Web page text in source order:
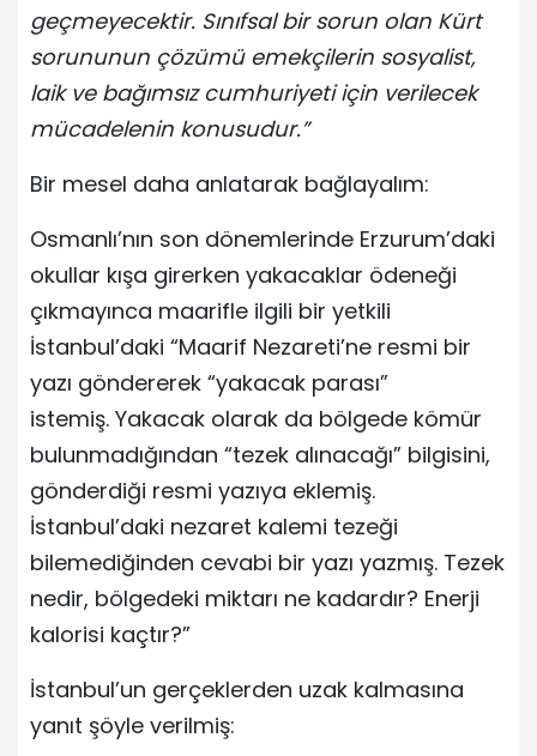
geçmeyecektir. Sınıfsal bir sorun olan Kürt
sorununun çözümü emekçilerin sosyalist,
laik ve bağımsız cumhuriyeti için verilecek
mücadelenin konusudur.”
Bir mesel daha anlatarak bağlayalım:
Osmanlı’nın son dönemlerinde Erzurum’daki
okullar kışa girerken yakacaklar ödeneği
çıkmayınca maarifle ilgili bir yetkili
İstanbul’daki “Maarif Nezareti’ne resmi bir
yazı göndererek “yakacak parası”
istemiş. Yakacak olarak da bölgede kömür
bulunmadığından “tezek alınacağı” bilgisini,
gönderdiği resmi yazıya eklemiş.
İstanbul’daki nezaret kalemi tezeği
bilemediğinden cevabi bir yazı yazmış. Tezek
nedir, bölgedeki miktarı ne kadardır? Enerji
kalorisi kaçtır?”
İstanbul’un gerçeklerden uzak kalmasına
yanıt şöyle verilmiş: